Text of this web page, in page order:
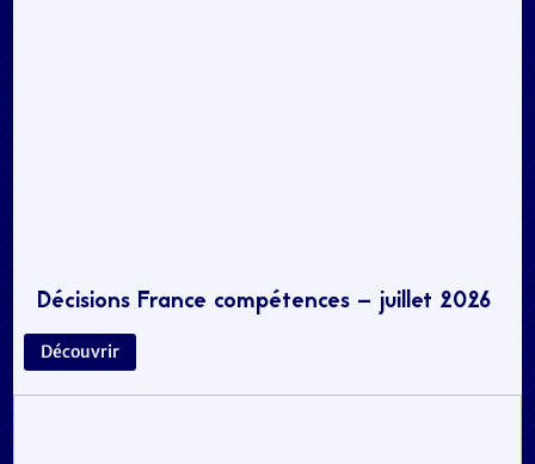
Décisions France compétences – juillet 2026
Découvrir